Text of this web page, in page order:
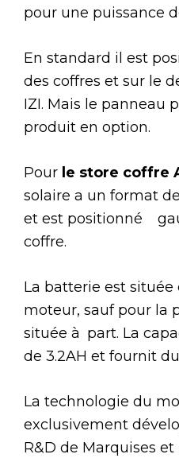
pour une puissance
En standard il est
des coffres et sur le
IZI. Mais le panneau
produit en option.
Pour le store coffre
solaire a un format
et est positionné
coffre.
La batterie est
moteur, sauf pour la
située à part. La
de 3.2AH et fournit du
La technologie du
exclusivement
R&D de Marquises